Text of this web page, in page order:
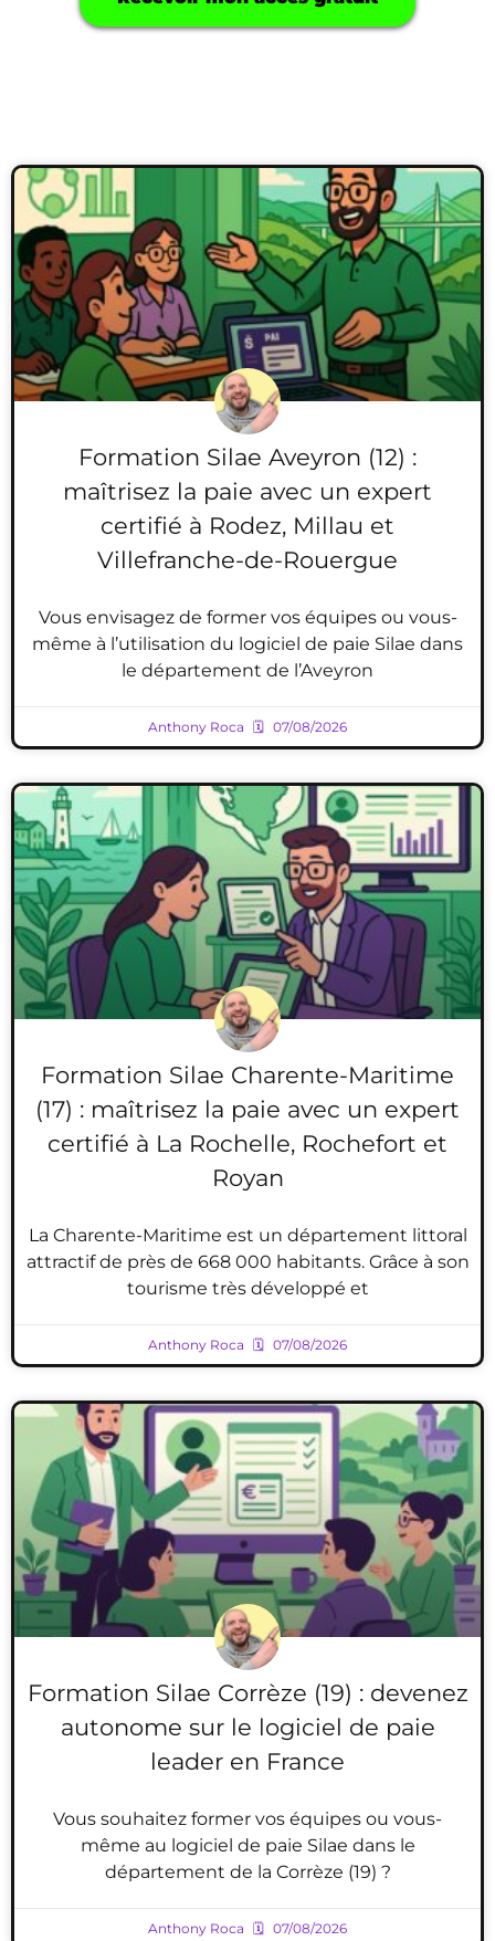
Formation Silae Aveyron (12) :
maîtrisez la paie avec un expert
certifié à Rodez, Millau et
Villefranche-de-Rouergue
Vous envisagez de former vos équipes ou vous-
même à l’utilisation du logiciel de paie Silae dans
le département de l’Aveyron
Anthony Roca 07/08/2026
Formation Silae Charente-Maritime
(17) : maîtrisez la paie avec un expert
certifié à La Rochelle, Rochefort et
Royan
La Charente-Maritime est un département littoral
attractif de près de 668 000 habitants. Grâce à son
tourisme très développé et
Anthony Roca 07/08/2026
Formation Silae Corrèze (19) : devenez
autonome sur le logiciel de paie
leader en France
Vous souhaitez former vos équipes ou vous-
même au logiciel de paie Silae dans le
département de la Corrèze (19) ?
Anthony Roca 07/08/2026